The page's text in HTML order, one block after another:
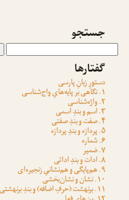
جستجو
گفتارها
دستورِ زبانِ پارسی
۱. نگاهی بر پایه‌هایِ واج‌شناسی
۲. واژه‌شناسی
۳. اسم و بندِ اسمی
۴. صفت و بندِ صفتی
۵. پردازه و بندِ پردازه
۶. شماره
۷. ضمیر
۸. ادات و بندِ اداتی
۹. هم‌پایگی و هم‌نشانیِ زنجیره‌ای
۱۰. نشان و نشان‌بخشی
۱۱. برنهشت (حرفِ اضافه) و بندِ برنهشتی